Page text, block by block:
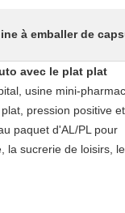
à emballer de
avec le plat plat
usine mini-
pression positive et
paquet d'AL/PL pour
sucrerie de loisirs,